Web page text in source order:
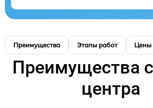
Преимущества Этапы работ Цены
Преимущества
центра